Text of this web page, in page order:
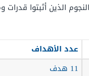
لعام 2025 على عدد واسع من
عدد الأهداف
11 هدف